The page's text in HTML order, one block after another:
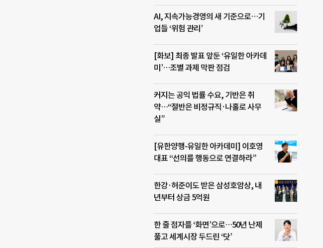
AI, 지속가능경영의 새 기준으로…기
업들 ‘위험 관리’
[화보] 최종 발표 앞둔 ‘유일한 아카데
미’…조별 과제 막판 점검
커지는 공익 법률 수요, 기반은 취
약…“절반은 비정규직·나홀로 사무
실”
[유한양행-유일한 아카데미] 이호영
대표 “선의를 행동으로 연결하라”
한강·허준이도 받은 삼성호암상, 내
년부터 상금 5억원
한 줄 점자를 ‘화면’으로…50년 난제
풀고 세계시장 두드린 ‘닷’